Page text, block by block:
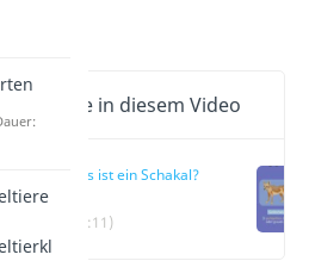
Inhalte in diesem Video
Was ist ein Schakal?
(00:11)